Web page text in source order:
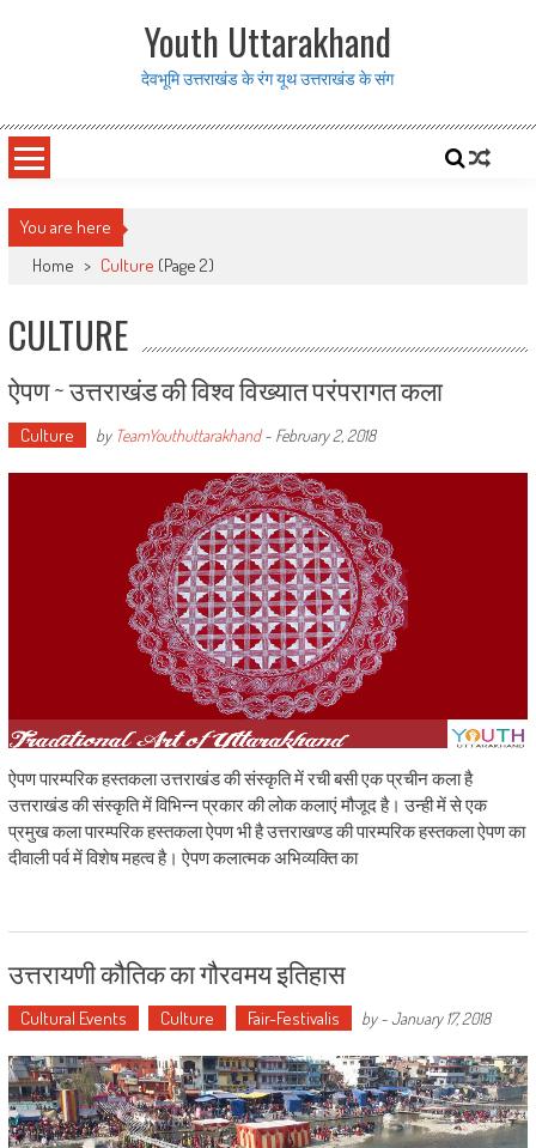
Youth Uttarakhand
देवभूमि उत्तराखंड के रंग यूथ उत्तराखंड के संग
You are here
Home > Culture (Page 2)
CULTURE
ऐपण ~ उत्तराखंड की विश्व विख्यात परंपरागत कला
Culture by TeamYouthuttarakhand- February 2, 2018
ऐपण पारम्परिक हस्तकला उत्तराखंड की संस्कृति में रची बसी एक प्रचीन कला है
उत्तराखंड की संस्कृति में विभिन्न प्रकार की लोक कलाएं मौजूद है। उन्ही में से एक
प्रमुख कला पारम्परिक हस्तकला ऐपण भी है उत्तराखण्ड की पारम्परिक हस्तकला ऐपण का
दीवाली पर्व में विशेष महत्व है। ऐपण कलात्मक अभिव्यक्ति का
उत्तरायणी कौतिक का गौरवमय इतिहास
Cultural Events Culture Fair-Festivalis by-January 17, 2018